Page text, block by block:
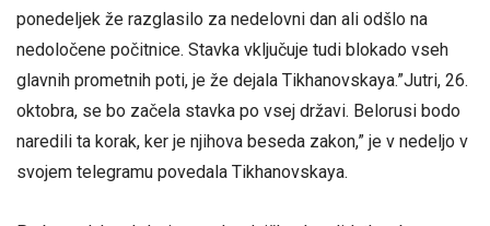
ponedeljek že razglasilo za nedelovni dan ali odšlo na
nedoločene počitnice. Stavka vključuje tudi blokado vseh
glavnih prometnih poti, je že dejala Tikhanovskaya.”Jutri, 26.
oktobra, se bo začela stavka po vsej državi. Belorusi bodo
naredili ta korak, ker je njihova beseda zakon,” je v nedeljo v
svojem telegramu povedala Tikhanovskaya.